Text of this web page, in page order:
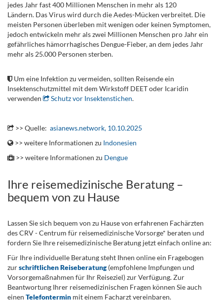
jedes Jahr fast 400 Millionen Menschen in mehr als 120
Ländern. Das Virus wird durch die Aedes-Mücken verbreitet. Die
meisten Personen überleben mit wenigen oder keinen Symptomen,
jedoch entwickeln mehr als zwei Millionen Menschen pro Jahr ein
gefährliches hämorrhagisches Dengue-Fieber, an dem jedes Jahr
mehr als 25.000 Personen sterben.
Um eine Infektion zu vermeiden, sollten Reisende ein
Insektenschutzmittel mit dem Wirkstoff DEET oder Icaridin
verwenden
Schutz vor Insektenstichen.
>> Quelle: asianews.network, 10.10.2025
>> weitere Informationen zu Indonesien
>> weitere Informationen zu Dengue
Ihre reisemedizinische Beratung –
bequem von zu Hause
Lassen Sie sich bequem von zu Hause von erfahrenen Fachärzten
des CRV - Centrum für reisemedizinische Vorsorge* beraten und
fordern Sie Ihre reisemedizinische Beratung jetzt einfach online an:
Für Ihre individuelle Beratung steht Ihnen online ein Fragebogen
zurschriftlichen Reiseberatung(empfohlene Impfungen und
Vorsorgemaßnahmen für Ihr Reiseziel) zur Verfügung. Zur
Beantwortung Ihrer reisemedizinischen Fragen können Sie auch
einen Telefontermin mit einem Facharzt vereinbaren.